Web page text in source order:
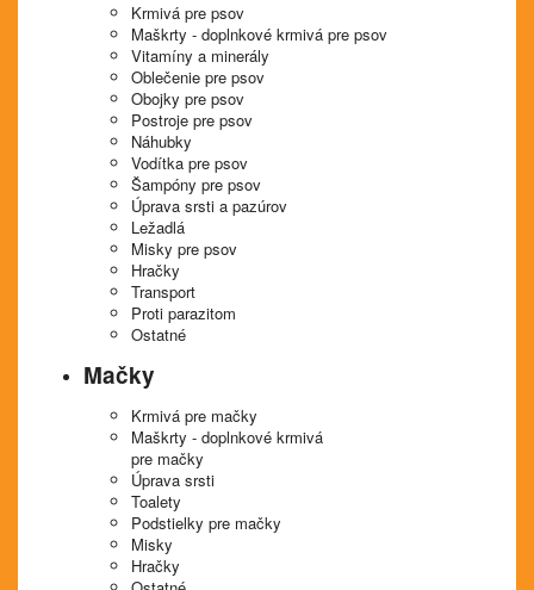
Krmivá pre psov
Maškrty - doplnkové krmivá pre psov
Vitamíny a minerály
Oblečenie pre psov
Obojky pre psov
Postroje pre psov
Náhubky
Vodítka pre psov
Šampóny pre psov
Úprava srsti a pazúrov
Ležadlá
Misky pre psov
Hračky
Transport
Proti parazitom
Ostatné
Mačky
Krmivá pre mačky
Maškrty - doplnkové krmivá
pre mačky
Úprava srsti
Toalety
Podstielky pre mačky
Misky
Hračky